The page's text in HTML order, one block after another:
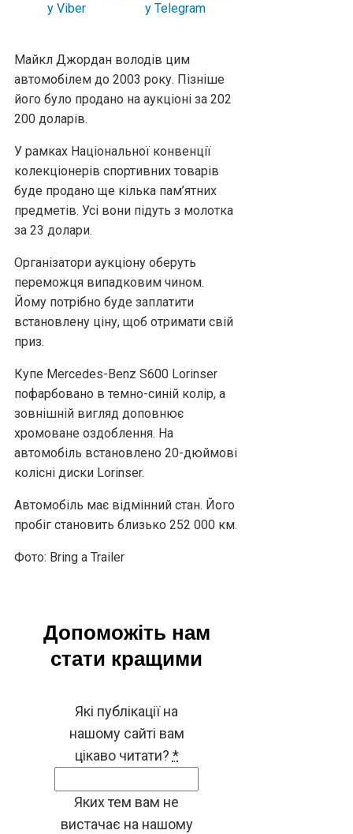
Майкл Джордан володів цим
автомобілем до 2003 року. Пізніше
його було продано на аукціоні за 202
200 доларів.
У рамках Національної конвенції
колекціонерів спортивних товарів
буде продано ще кілька пам’ятних
предметів. Усі вони підуть з молотка
за 23 долари.
Організатори аукціону оберуть
переможця випадковим чином.
Йому потрібно буде заплатити
встановлену ціну, щоб отримати свій
приз.
Купе Mercedes-Benz S600 Lorinser
пофарбовано в темно-синій колір, а
зовнішній вигляд доповнює
хромоване оздоблення. На
автомобіль встановлено 20-дюймові
колісні диски Lorinser.
Автомобіль має відмінний стан. Його
пробіг становить близько 252 000 км.
Фото: Bring a Trailer
Допоможіть нам
стати кращими
Які публікації на
нашому сайті вам
цікаво читати? *
Яких тем вам не
вистачає на нашому